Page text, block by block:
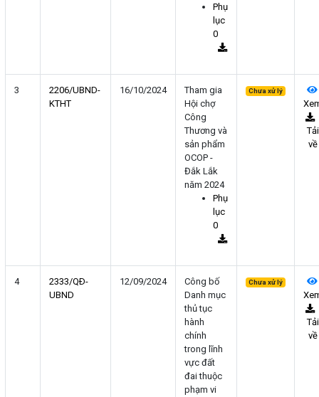
Phụ
lục
0
3
2206/UBND-
KTHT
16/10/2024
Tham gia
Hội chợ
Công
Thương và
sản phẩm
OCOP -
Đắk Lắk
năm 2024
Phụ
lục
0
Chưa xử lý
Tải
về
4
2333/QÐ-
UBND
12/09/2024
Công bố
Danh mục
thủ tục
hành
chính
trong lĩnh
vực đất
đai thuộc
phạm vi
Chưa xử lý
Tải
về